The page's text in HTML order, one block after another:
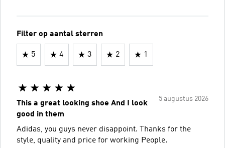
Filter op aantal sterren
5 4 3 2 1
5 augustus 2026
This a great looking shoe And I look
good in them
Adidas, you guys never disappoint. Thanks for the
style, quality and price for working People.